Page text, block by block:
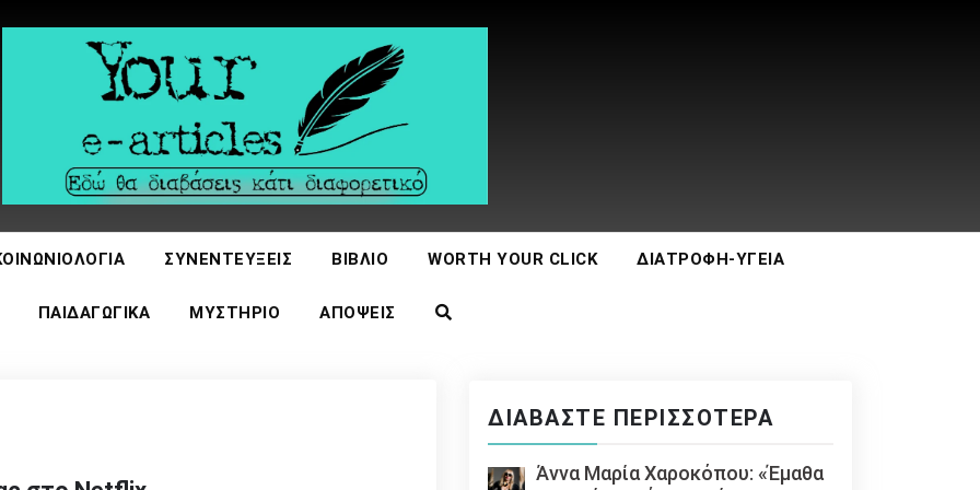
ΣΥΝΕΝΤΕΎΞΕΙΣ ΒΙΒΛΊΟ WORTH YOUR CLICK ΔΙΑΤΡΟΦΉ-ΥΓΕΊΑ
ΠΑΙΔΑΓΩΓΙΚΆ ΜΥΣΤΉΡΙΟ ΑΠΌΨΕΙΣ
ΔΙΑΒΆΣΤΕ ΠΕΡΙΣΣΌΤΕΡΑ
Άννα Μαρία Χαροκόπου: «Έμαθα